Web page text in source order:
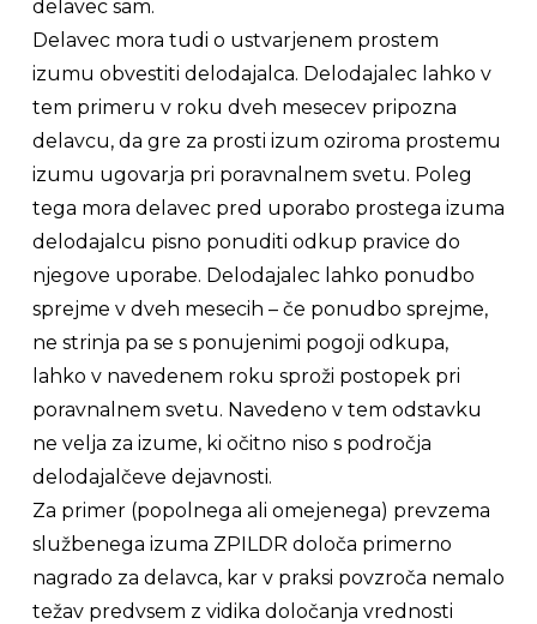
delavec sam.
Delavec mora tudi o ustvarjenem prostem
izumu obvestiti delodajalca. Delodajalec lahko v
tem primeru v roku dveh mesecev pripozna
delavcu, da gre za prosti izum oziroma prostemu
izumu ugovarja pri poravnalnem svetu. Poleg
tega mora delavec pred uporabo prostega izuma
delodajalcu pisno ponuditi odkup pravice do
njegove uporabe. Delodajalec lahko ponudbo
sprejme v dveh mesecih – če ponudbo sprejme,
ne strinja pa se s ponujenimi pogoji odkupa,
lahko v navedenem roku sproži postopek pri
poravnalnem svetu. Navedeno v tem odstavku
ne velja za izume, ki očitno niso s področja
delodajalčeve dejavnosti.
Za primer (popolnega ali omejenega) prevzema
službenega izuma ZPILDR določa primerno
nagrado za delavca, kar v praksi povzroča nemalo
težav predvsem z vidika določanja vrednosti